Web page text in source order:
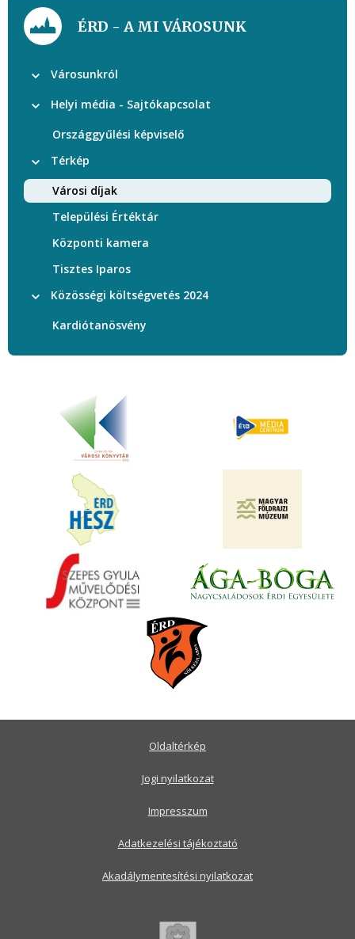
ÉRD - A MI VÁROSUNK
Városunkról
Helyi média - Sajtókapcsolat
Országgyűlési képviselő
Térkép
Városi díjak
Települési Értéktár
Központi kamera
Tisztes Iparos
Közösségi költségvetés 2024
Kardiótanösvény
Oldaltérkép
Jogi nyilatkozat
Impresszum
Adatkezelési tájékoztató
Akadálymentesítési nyilatkozat